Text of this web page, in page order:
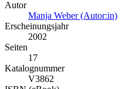
Autor
Manja Weber (Autor:in)
Erscheinungsjahr
2002
Seiten
17
Katalognummer
V3862